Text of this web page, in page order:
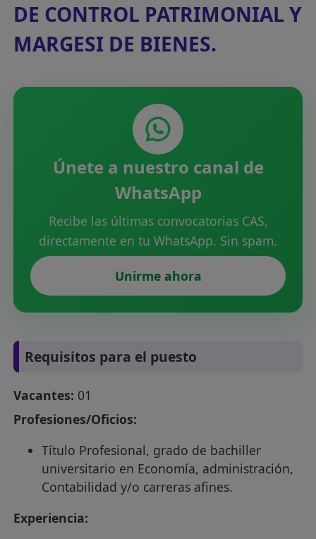
DE CONTROL PATRIMONIAL Y
MARGESI DE BIENES.
Únete a nuestro canal de
WhatsApp
Recibe las últimas convocatorias CAS,
directamente en tu WhatsApp. Sin spam.
Unirme ahora
Requisitos para el puesto
Vacantes: 01
Profesiones/Oficios:
Título Profesional, grado de bachiller
universitario en Economía, administración,
Contabilidad y/o carreras afines.
Experiencia: